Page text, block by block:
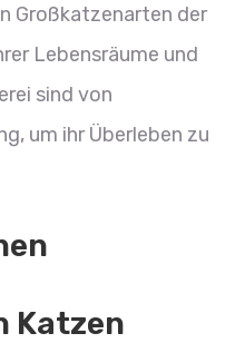
Großkatzenarten der
Lebensräume und
sind von
um ihr Überleben zu
Katzen